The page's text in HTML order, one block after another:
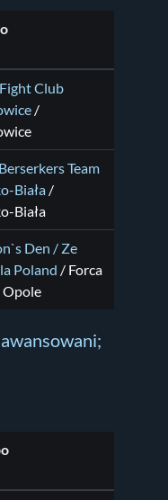
Club
/
Team
Biała /
Biała
Den / Ze
Poland / Forca
Opole